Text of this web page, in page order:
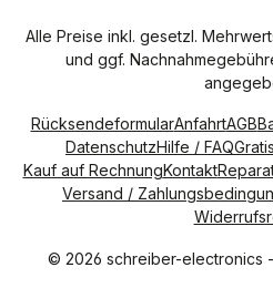
8
a
g
Alle Preise inkl. gesetzl.
und ggf.
© 2026 schreiber-electronics
RücksendeformularAnfahrtAGB
DatenschutzHilfe / FAQ
Kauf auf RechnungKontakt
Versand /